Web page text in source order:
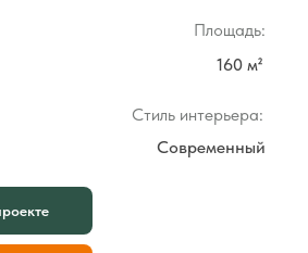
Современный
Стиль интерьера:
160 м²
Площадь: